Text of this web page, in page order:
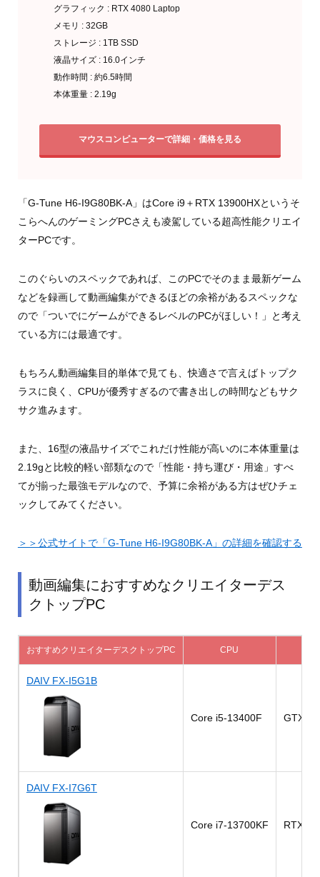
グラフィック : RTX 4080 Laptop
メモリ : 32GB
ストレージ : 1TB SSD
液晶サイズ : 16.0インチ
動作時間 : 約6.5時間
本体重量 : 2.19g
マウスコンピューターで詳細・価格を見る
「G-Tune H6-I9G80BK-A」はCore i9＋RTX 13900HXというそ
こらへんのゲーミングPCさえも凌駕している超高性能クリエイ
ターPCです。
このぐらいのスペックであれば、このPCでそのまま最新ゲーム
などを録画して動画編集ができるほどの余裕があるスペックな
ので「ついでにゲームができるレベルのPCがほしい！」と考え
ている方には最適です。
もちろん動画編集目的単体で見ても、快適さで言えばトップク
ラスに良く、CPUが優秀すぎるので書き出しの時間などもサク
サク進みます。
また、16型の液晶サイズでこれだけ性能が高いのに本体重量は
2.19gと比較的軽い部類なので「性能・持ち運び・用途」すべ
てが揃った最強モデルなので、予算に余裕がある方はぜひチェ
ックしてみてください。
＞＞公式サイトで「G-Tune H6-I9G80BK-A」の詳細を確認する
動画編集におすすめなクリエイターデス
クトップPC
おすすめクリエイターデスクトップPC CPU
DAIV FX-I5G1B
Core i5-13400F GTX
DAIV FX-I7G6T
Core i7-13700KF RTX